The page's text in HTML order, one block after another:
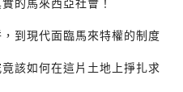
到現代面臨馬來特權的制度
該如何在這片土地上掙扎求